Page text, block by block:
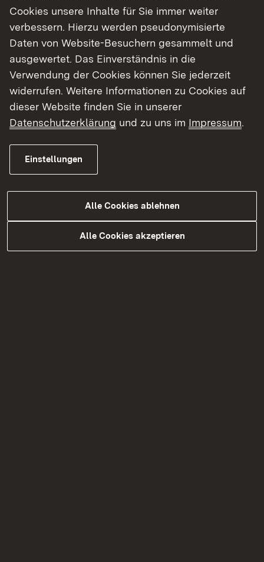
durch die Umstellung auf Normalspur, den Bau
zahlreicher Tunnelstrecken und die Expansion ins
Umland gekennzeichnet ist“, sagte Hahn weiter.
Landschaftlich am Pragsattel
Die Haltestelle „Pragsattel“ wurde 1990 im
Vorfeld der Internationalen Gartenschau IGA 1993
neu errichtet. Verantwortlich zeichneten die
Architekten Fiedler, Frenkel und Stanger
zusammen mit dem Gartenarchitekten Miller. Die
Haltestelle steht in engem topografisch-
landschaftlichen und funktionalem
Zusammenhang mit den Gartengestaltungen des
„Grünen U“: Eine mächtige natursteinverkleidete
Stützmauer absorbiert den Lärm der nahen
Cookies unsere Inhalte für Sie immer weiter
verbessern. Hierzu werden pseudonymisierte
Daten von Website-Besuchern gesammelt und
ausgewertet. Das Einverständnis in die
Verwendung der Cookies können Sie jederzeit
widerrufen. Weitere Informationen zu Cookies auf
dieser Website finden Sie in unserer
Datenschutzerklärung und zu uns im Impressum.
Einstellungen
Alle Cookies ablehnen
Alle Cookies akzeptieren